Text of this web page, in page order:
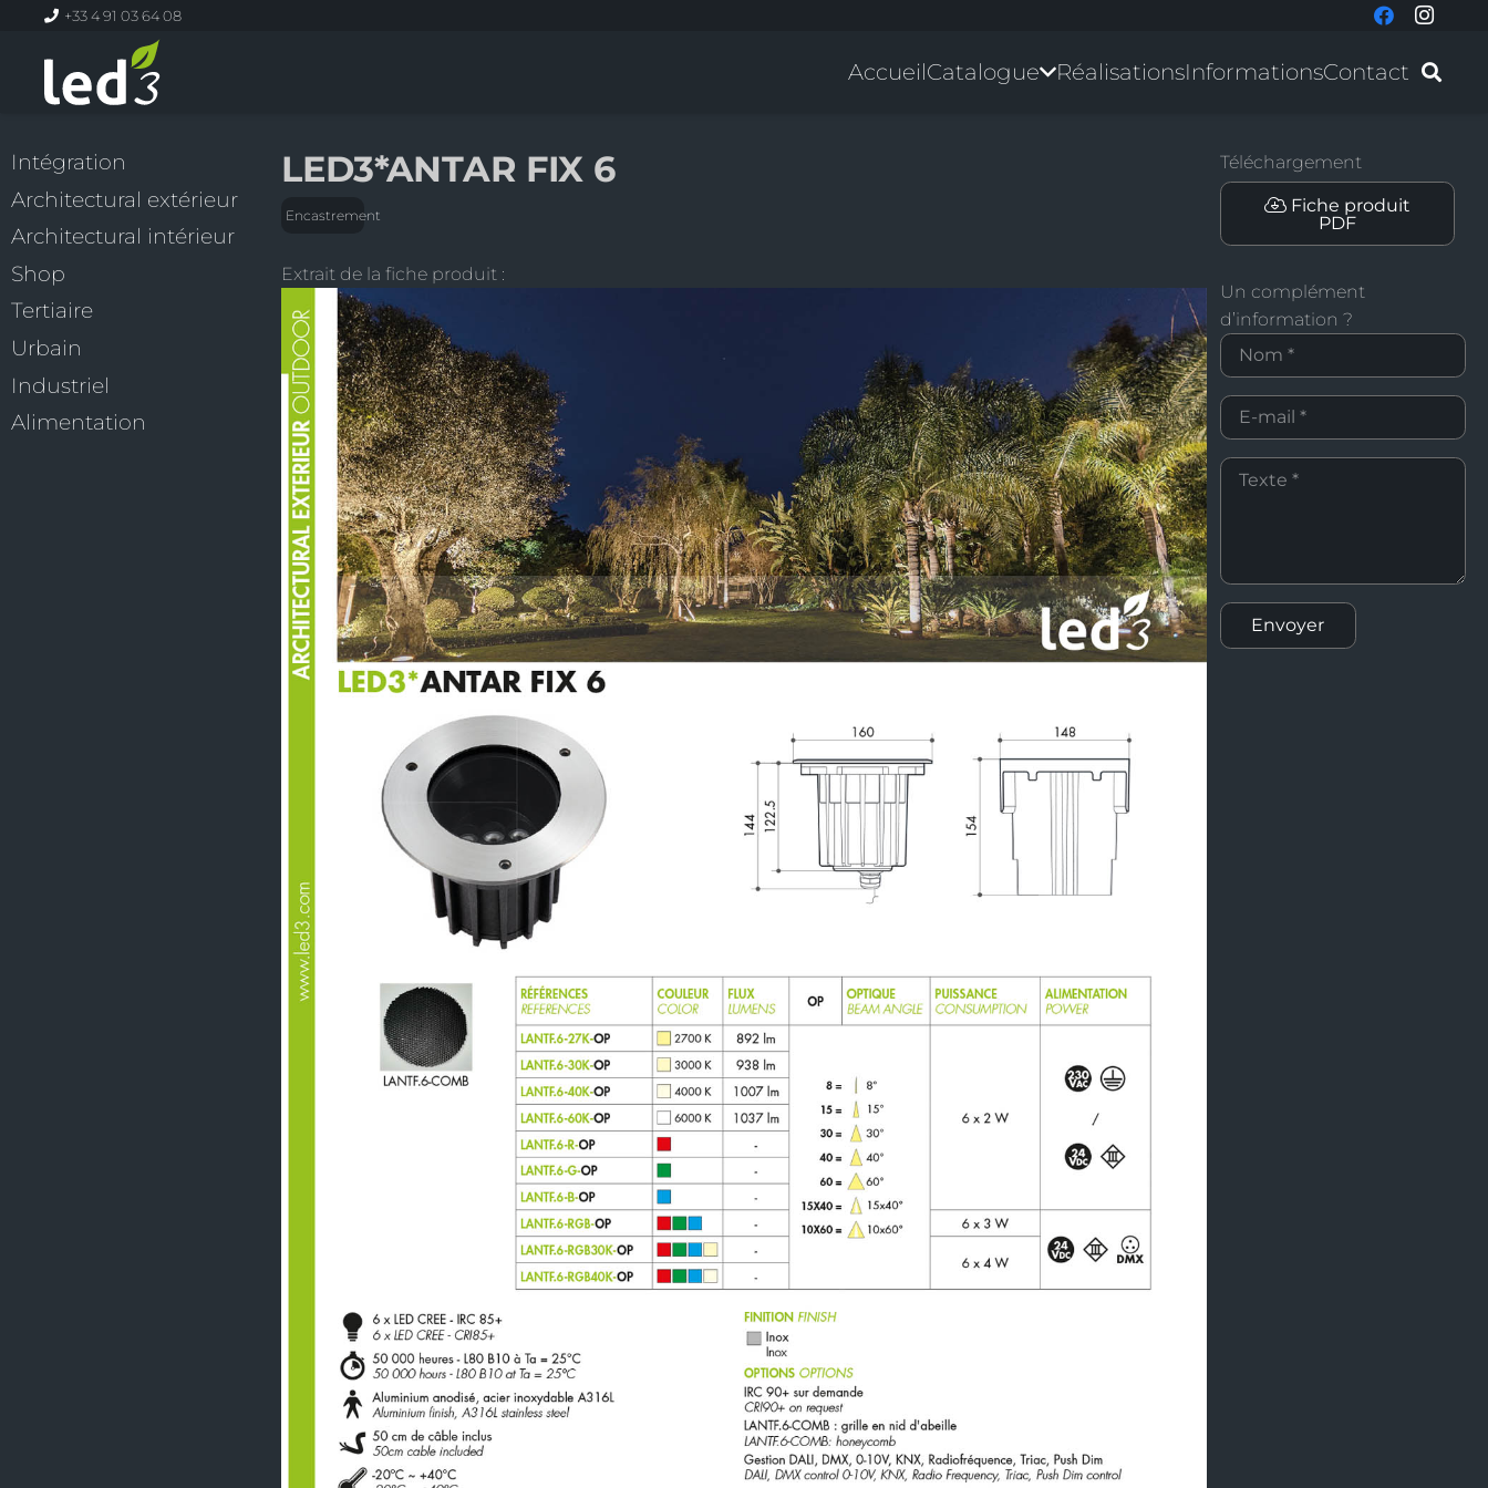
+33 4 91 03 64 08
AccueilCatalogue RéalisationsInformationsContact
Intégration
Architectural extérieur
Architectural intérieur
Shop
Tertiaire
Urbain
Industriel
Alimentation
LED3*ANTAR FIX 6
Encastrement
Extrait de la fiche produit :
Téléchargement
Fiche produit
PDF
Un complément
d’information ?
Envoyer